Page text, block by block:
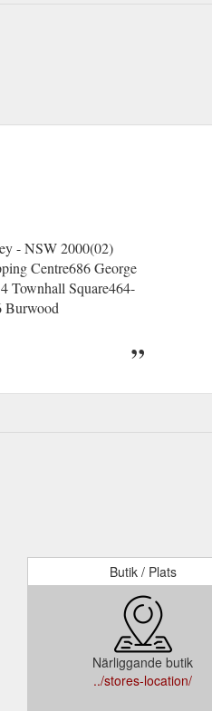
- NSW 2000(02)
Centre686 George
Townhall Square464-
Burwood
Butik / Plats
Närliggande butik
../stores-location/